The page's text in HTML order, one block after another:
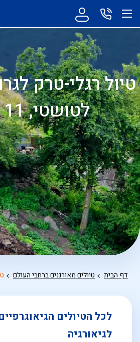
טיול רגלי-טרק
לטושטי, 11 ימים
דף הבית טיולים מאורגנים ברחבי העולם
לכל הטיולים
לגיאורגיה